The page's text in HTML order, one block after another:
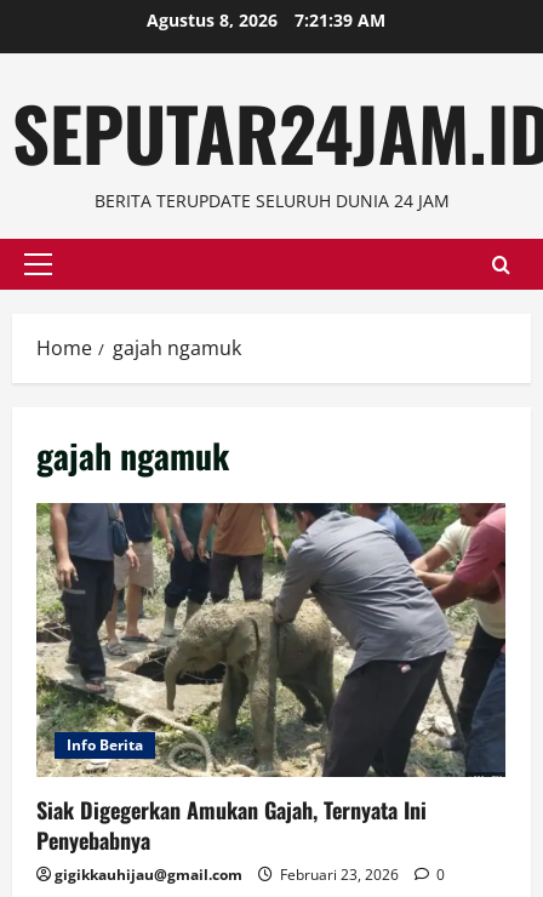
to
Agustus 8, 2026 7:21:40 AM
BERITA TERUPDATE SELURUH DUNIA 24 JAM
Primary
Home gajah ngamuk
gajah ngamuk
Info Berita
Siak Digegerkan Amukan Gajah, Ternyata Ini
Penyebabnya
gigikkauhijau@gmail.com Februari 23, 2026 0